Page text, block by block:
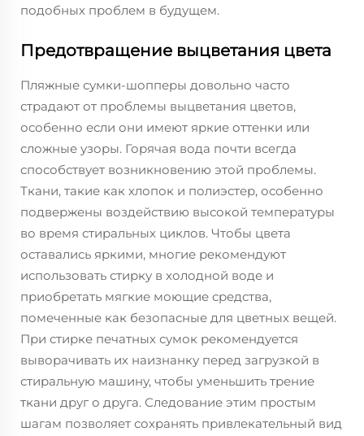
подобных проблем в будущем.
Предотвращение выцветания цвета
Пляжные сумки-шопперы довольно часто
страдают от проблемы выцветания цветов,
особенно если они имеют яркие оттенки или
сложные узоры. Горячая вода почти всегда
способствует возникновению этой проблемы.
Ткани, такие как хлопок и полиэстер, особенно
подвержены воздействию высокой температуры
во время стиральных циклов. Чтобы цвета
оставались яркими, многие рекомендуют
использовать стирку в холодной воде и
приобретать мягкие моющие средства,
помеченные как безопасные для цветных вещей.
При стирке печатных сумок рекомендуется
выворачивать их наизнанку перед загрузкой в
стиральную машину, чтобы уменьшить трение
ткани друг о друга. Следование этим простым
шагам позволяет сохранять привлекательный вид